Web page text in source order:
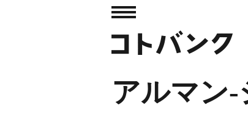
アルマン